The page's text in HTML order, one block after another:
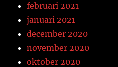
februari 2021
januari 2021
december 2020
november 2020
oktober 2020